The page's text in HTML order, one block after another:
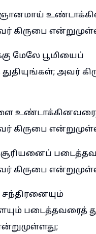
கிருபை
மேலே பூமியைப்
அவர்
கிருபை
கிருபை
படைத்தவரைத்